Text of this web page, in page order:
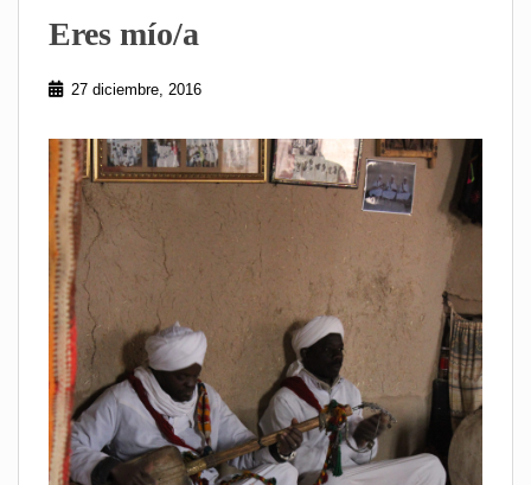
Eres mío/a
27 diciembre, 2016